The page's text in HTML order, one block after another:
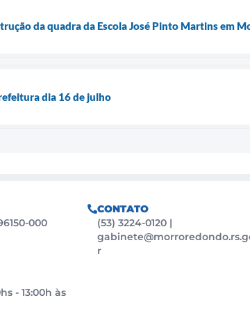
da quadra da Escola José Pinto Martins em
dia 16 de julho
000
CONTATO
(53) 3224-0120 |
r
- 13:00h às